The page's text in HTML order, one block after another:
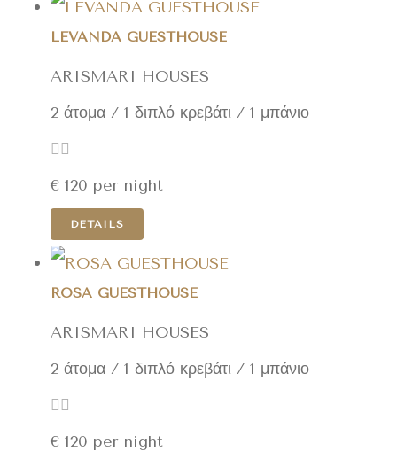
LEVANDA GUESTHOUSE
ARISMARI HOUSES
2 άτομα / 1 διπλό κρεβάτι / 1 μπάνιο
€ 120 per night
DETAILS
ROSA GUESTHOUSE
ARISMARI HOUSES
2 άτομα / 1 διπλό κρεβάτι / 1 μπάνιο
€ 120 per night